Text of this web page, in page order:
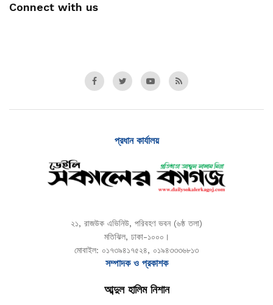
Connect with us
প্রধান কার্যালয়
২১, রাজউক এভিনিউ, পরিবহণ ভবন (৬ষ্ঠ তলা)
মতিঝিল, ঢাকা-১০০০।
মোবাইল: ০১৭৩৯৪১৭৫২৪, ০১৯৪৩৩৩৬৮১৩
সম্পাদক ও প্রকাশক
আব্দুল হালিম নিশান